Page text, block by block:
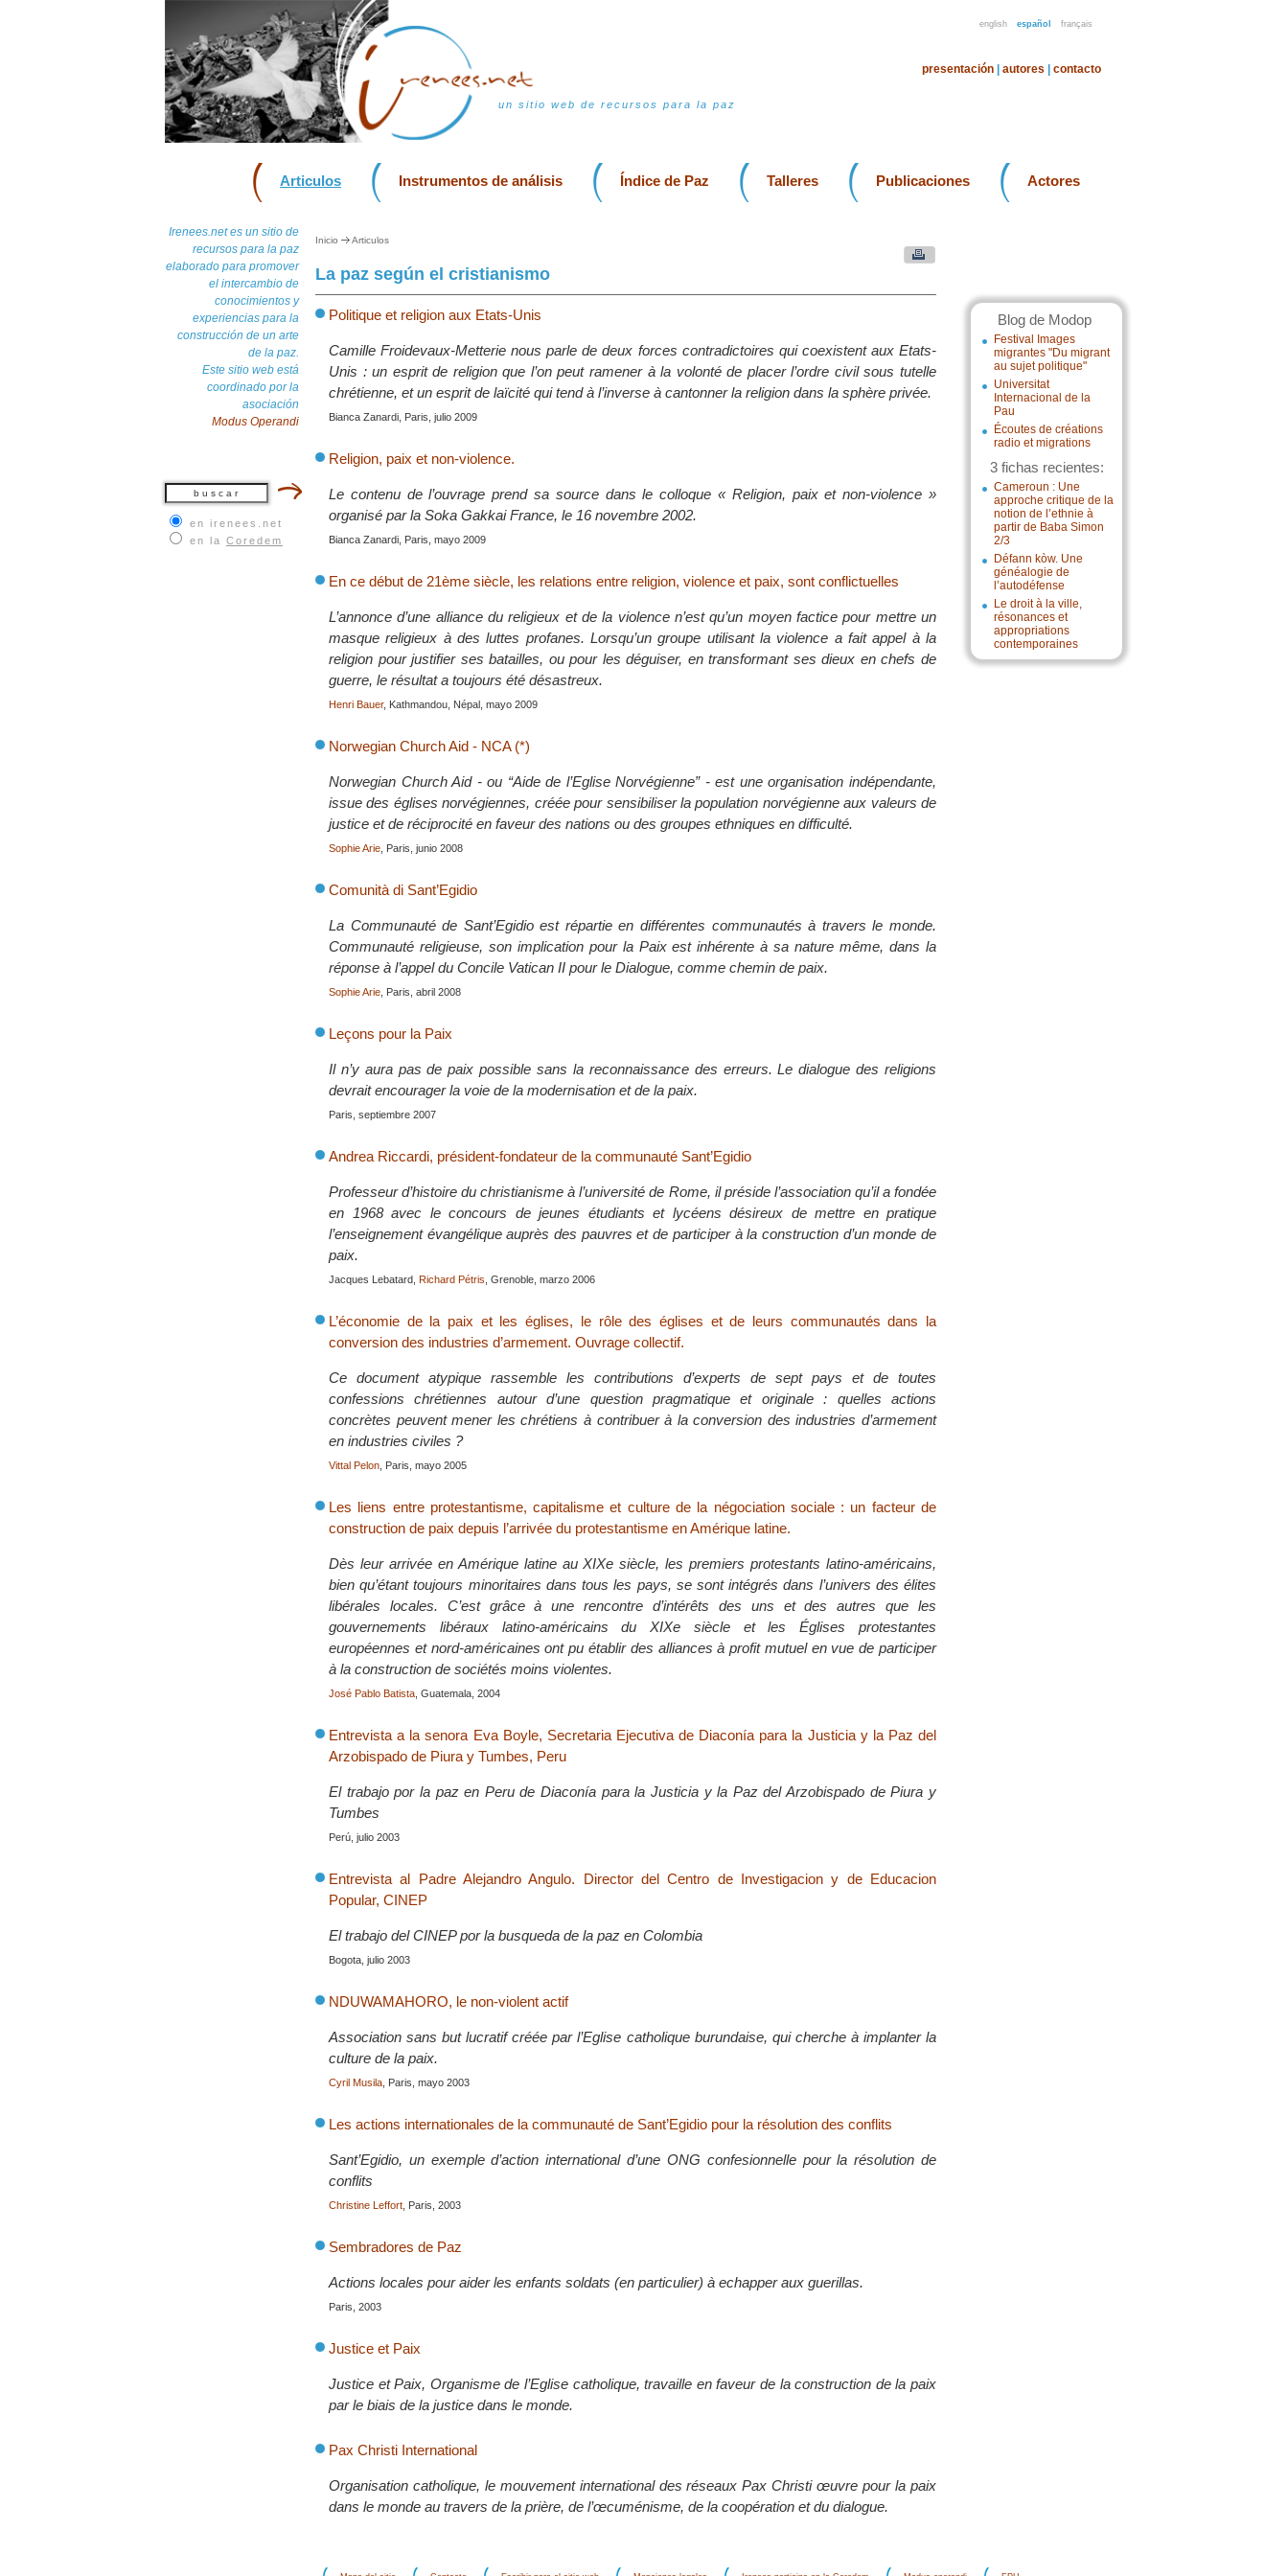
english español français
un sitio web de recursos para la paz
presentación autores contacto
Articulos Instrumentos de análisis Índice de Paz Talleres Publicaciones Actores
Irenees.net es un sitio de
recursos para la paz
elaborado para promover
el intercambio de
conocimientos y
experiencias para la
construcción de un arte
de la paz.
Este sitio web está
coordinado por la
asociación
Modus Operandi
en irenees.net
en la Coredem
Blog de Modop
Festival Images
migrantes "Du migrant
au sujet politique"
Universitat
Internacional de la
Pau
Écoutes de créations
radio et migrations
3 fichas recientes:
Cameroun : Une
approche critique de la
notion de l’ethnie à
partir de Baba Simon
2/3
Défann kòw. Une
généalogie de
l’autodéfense
Le droit à la ville,
résonances et
appropriations
contemporaines
Inicio Articulos
La paz según el cristianismo
Politique et religion aux Etats-Unis
Camille Froidevaux-Metterie nous parle de deux forces contradictoires qui coexistent aux Etats-
Unis : un esprit de religion que l’on peut ramener à la volonté de placer l’ordre civil sous tutelle
chrétienne, et un esprit de laïcité qui tend à l’inverse à cantonner la religion dans la sphère privée.
Bianca Zanardi, Paris, julio 2009
Religion, paix et non-violence.
Le contenu de l’ouvrage prend sa source dans le colloque « Religion, paix et non-violence »
organisé par la Soka Gakkai France, le 16 novembre 2002.
Bianca Zanardi, Paris, mayo 2009
En ce début de 21ème siècle, les relations entre religion, violence et paix, sont conflictuelles
L’annonce d’une alliance du religieux et de la violence n’est qu’un moyen factice pour mettre un
masque religieux à des luttes profanes. Lorsqu’un groupe utilisant la violence a fait appel à la
religion pour justifier ses batailles, ou pour les déguiser, en transformant ses dieux en chefs de
guerre, le résultat a toujours été désastreux.
Henri Bauer, Kathmandou, Népal, mayo 2009
Norwegian Church Aid - NCA (*)
Norwegian Church Aid - ou “Aide de l’Eglise Norvégienne” - est une organisation indépendante,
issue des églises norvégiennes, créée pour sensibiliser la population norvégienne aux valeurs de
justice et de réciprocité en faveur des nations ou des groupes ethniques en difficulté.
Sophie Arie , Paris, junio 2008
Comunità di Sant’Egidio
La Communauté de Sant’Egidio est répartie en différentes communautés à travers le monde.
Communauté religieuse, son implication pour la Paix est inhérente à sa nature même, dans la
réponse à l’appel du Concile Vatican II pour le Dialogue, comme chemin de paix.
Sophie Arie , Paris, abril 2008
Leçons pour la Paix
Il n’y aura pas de paix possible sans la reconnaissance des erreurs. Le dialogue des religions
devrait encourager la voie de la modernisation et de la paix.
Paris, septiembre 2007
Andrea Riccardi, président-fondateur de la communauté Sant’Egidio
Professeur d’histoire du christianisme à l’université de Rome, il préside l’association qu’il a fondée
en 1968 avec le concours de jeunes étudiants et lycéens désireux de mettre en pratique
l’enseignement évangélique auprès des pauvres et de participer à la construction d’un monde de
paix.
Jacques Lebatard, Richard Pétris , Grenoble, marzo 2006
L’économie de la paix et les églises, le rôle des églises et de leurs communautés dans la
conversion des industries d’armement. Ouvrage collectif.
Ce document atypique rassemble les contributions d’experts de sept pays et de toutes
confessions chrétiennes autour d’une question pragmatique et originale : quelles actions
concrètes peuvent mener les chrétiens à contribuer à la conversion des industries d’armement
en industries civiles ?
Vittal Pelon , Paris, mayo 2005
Les liens entre protestantisme, capitalisme et culture de la négociation sociale : un facteur de
construction de paix depuis l’arrivée du protestantisme en Amérique latine.
Dès leur arrivée en Amérique latine au XIXe siècle, les premiers protestants latino-américains,
bien qu’étant toujours minoritaires dans tous les pays, se sont intégrés dans l’univers des élites
libérales locales. C’est grâce à une rencontre d’intérêts des uns et des autres que les
gouvernements libéraux latino-américains du XIXe siècle et les Églises protestantes
européennes et nord-américaines ont pu établir des alliances à profit mutuel en vue de participer
à la construction de sociétés moins violentes.
José Pablo Batista , Guatemala, 2004
Entrevista a la senora Eva Boyle, Secretaria Ejecutiva de Diaconía para la Justicia y la Paz del
Arzobispado de Piura y Tumbes, Peru
El trabajo por la paz en Peru de Diaconía para la Justicia y la Paz del Arzobispado de Piura y
Tumbes
Perú, julio 2003
Entrevista al Padre Alejandro Angulo. Director del Centro de Investigacion y de Educacion
Popular, CINEP
El trabajo del CINEP por la busqueda de la paz en Colombia
Bogota, julio 2003
NDUWAMAHORO, le non-violent actif
Association sans but lucratif créée par l’Eglise catholique burundaise, qui cherche à implanter la
culture de la paix.
Cyril Musila , Paris, mayo 2003
Les actions internationales de la communauté de Sant’Egidio pour la résolution des conflits
Sant’Egidio, un exemple d’action international d’une ONG confesionnelle pour la résolution de
conflits
Christine Leffort , Paris, 2003
Sembradores de Paz
Actions locales pour aider les enfants soldats (en particulier) à echapper aux guerillas.
Paris, 2003
Justice et Paix
Justice et Paix, Organisme de l’Eglise catholique, travaille en faveur de la construction de la paix
par le biais de la justice dans le monde.
Pax Christi International
Organisation catholique, le mouvement international des réseaux Pax Christi œuvre pour la paix
dans le monde au travers de la prière, de l’œcuménisme, de la coopération et du dialogue.